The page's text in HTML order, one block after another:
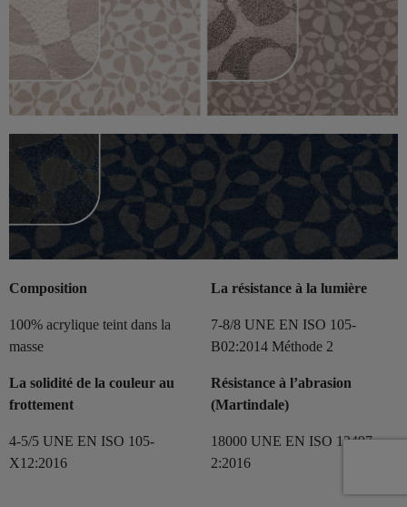
Composition
100% acrylique teint dans la
masse
La solidité de la couleur au
frottement
4-5/5 UNE EN ISO 105-
X12:2016
La résistance à la lumière
7-8/8 UNE EN ISO 105-
B02:2014 Méthode 2
Résistance à l’abrasion
(Martindale)
18000 UNE EN ISO 12497-
2:2016